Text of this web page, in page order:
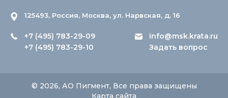
125493, Россия, Москва, ул. Нарвская, д. 16
+7 (495) 783-29-09
+7 (495) 783-29-10
info@msk.krata.ru
Задать вопрос
© 2026, АО Пигмент, Все права защищены
Карта сайта